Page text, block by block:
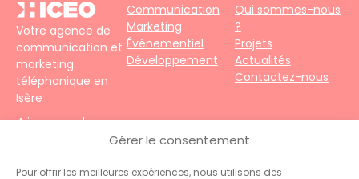
Gérer le consentement
Pour offrir les meilleures expériences, nous utilisons des
Votre agence de
communication et
marketing
téléphonique en
Isère
4 impasse du
Faubourg – 38690
Téléphone :+33
Communication
Marketing
Événementiel
Développement
Qui sommes-nous
?
Projets
Actualités
Contactez-nous